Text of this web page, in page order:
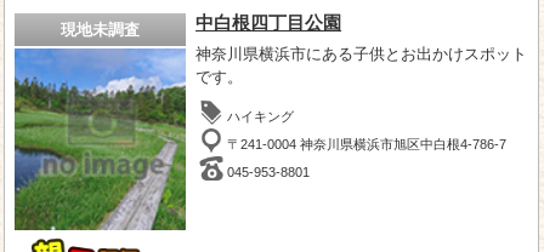
現地未調査 中白根四丁目公園
神奈川県横浜市にある子供とお出かけスポット
です。
ハイキング
〒241-0004 神奈川県横浜市旭区中白根4-786-7
045-953-8801